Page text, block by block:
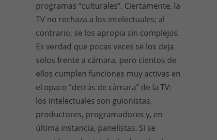
programas “culturales”. Ciertamente, la
TV no rechaza a los intelectuales; al
contrario, se los apropia sin complejos.
Es verdad que pocas veces se los deja
solos frente a cámara, pero cientos de
ellos cumplen funciones muy activas en
el opaco “detrás de cámara” de la TV:
los intelectuales son guionistas,
productores, programadores y, en
última instancia, panelistas. Si se